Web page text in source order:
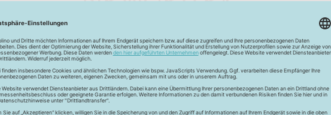
jetzt unseren exklusiven Newsletter und profitiere von zahlreichen
Aktionen und Rabatte: Als Newsletter Abonnent erfährst du als erstes
von unseren Aktionen und Rabatten!
Neue Stoffe entdecken: Wir informieren dich regelmäßig über die